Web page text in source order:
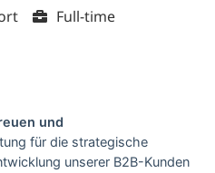
Full-time
und
für die strategische
unserer B2B-Kunden